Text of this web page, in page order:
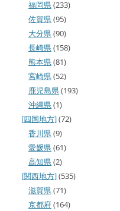
福岡県(233)
佐賀県(95)
大分県(90)
長崎県(158)
熊本県(81)
宮崎県(52)
鹿児島県(193)
沖縄県(1)
[四国地方](72)
香川県(9)
愛媛県(61)
高知県(2)
[関西地方](535)
滋賀県(71)
京都府(164)